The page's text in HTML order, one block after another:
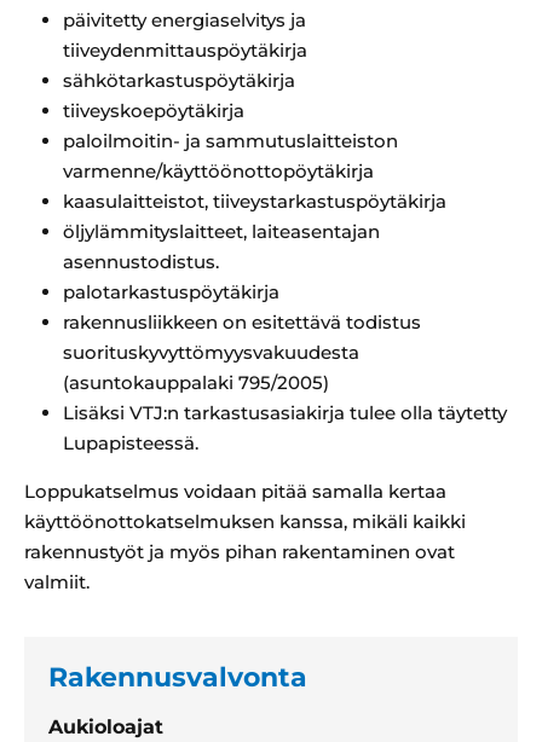
päivitetty energiaselvitys ja
tiiveydenmittauspöytäkirja
sähkötarkastuspöytäkirja
tiiveyskoepöytäkirja
paloilmoitin- ja sammutuslaitteiston
varmenne/käyttöönottopöytäkirja
kaasulaitteistot, tiiveystarkastuspöytäkirja
öljylämmityslaitteet, laiteasentajan
asennustodistus.
palotarkastuspöytäkirja
rakennusliikkeen on esitettävä todistus
suorituskyvyttömyysvakuudesta
(asuntokauppalaki 795/2005)
Lisäksi VTJ:n tarkastusasiakirja tulee olla täytetty
Lupapisteessä.
Loppukatselmus voidaan pitää samalla kertaa
käyttöönottokatselmuksen kanssa, mikäli kaikki
rakennustyöt ja myös pihan rakentaminen ovat
valmiit.
Rakennusvalvonta
Aukioloajat